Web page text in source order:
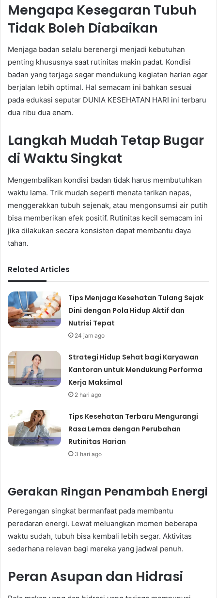
Mengapa Kesegaran Tubuh
Tidak Boleh Diabaikan
Menjaga badan selalu berenergi menjadi kebutuhan
penting khususnya saat rutinitas makin padat. Kondisi
badan yang terjaga segar mendukung kegiatan harian agar
berjalan lebih optimal. Hal semacam ini bahkan sesuai
pada edukasi seputar DUNIA KESEHATAN HARI ini terbaru
dua ribu dua enam.
Langkah Mudah Tetap Bugar
di Waktu Singkat
Mengembalikan kondisi badan tidak harus membutuhkan
waktu lama. Trik mudah seperti menata tarikan napas,
menggerakkan tubuh sejenak, atau mengonsumsi air putih
bisa memberikan efek positif. Rutinitas kecil semacam ini
jika dilakukan secara konsisten dapat membantu daya
tahan.
Related Articles
Tips Menjaga Kesehatan Tulang Sejak
Dini dengan Pola Hidup Aktif dan
Nutrisi Tepat
24 jam ago
Strategi Hidup Sehat bagi Karyawan
Kantoran untuk Mendukung Performa
Kerja Maksimal
2 hari ago
Tips Kesehatan Terbaru Mengurangi
Rasa Lemas dengan Perubahan
Rutinitas Harian
3 hari ago
Gerakan Ringan Penambah Energi
Peregangan singkat bermanfaat pada membantu
peredaran energi. Lewat meluangkan momen beberapa
waktu sudah, tubuh bisa kembali lebih segar. Aktivitas
sederhana relevan bagi mereka yang jadwal penuh.
Peran Asupan dan Hidrasi